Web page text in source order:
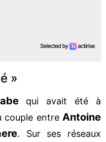
»
qui avait été à
couple entre Antoine
. Sur ses réseaux